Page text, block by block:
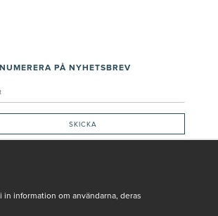
PÅ NYHETSBREV
information om användarna, deras